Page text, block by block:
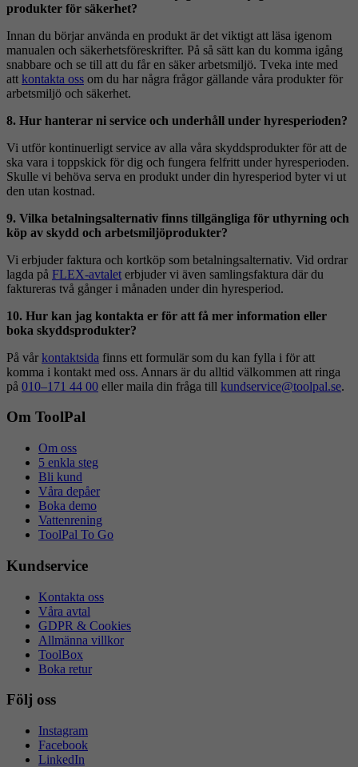
produkter för säkerhet?
Innan du börjar använda en produkt är det viktigt att läsa igenom
manualen och säkerhetsföreskrifter. På så sätt kan du komma igång
snabbare och se till att du får en säker arbetsmiljö. Tveka inte med
att kontakta oss om du har några frågor gällande våra produkter för
arbetsmiljö och säkerhet.
8. Hur hanterar ni service och underhåll under hyresperioden?
Vi utför kontinuerligt service av alla våra skyddsprodukter för att de
ska vara i toppskick för dig och fungera felfritt under hyresperioden.
Skulle vi behöva serva en produkt under din hyresperiod byter vi ut
den utan kostnad.
9. Vilka betalningsalternativ finns tillgängliga för uthyrning och
köp av skydd och arbetsmiljöprodukter?
Vi erbjuder faktura och kortköp som betalningsalternativ. Vid ordrar
lagda på FLEX-avtalet erbjuder vi även samlingsfaktura där du
faktureras två gånger i månaden under din hyresperiod.
10. Hur kan jag kontakta er för att få mer information eller
boka skyddsprodukter?
På vår kontaktsida finns ett formulär som du kan fylla i för att
komma i kontakt med oss. Annars är du alltid välkommen att ringa
på 010–171 44 00 eller maila din fråga till kundservice@toolpal.se.
Om ToolPal
Om oss
5 enkla steg
Bli kund
Våra depåer
Boka demo
Vattenrening
ToolPal To Go
Kundservice
Kontakta oss
Våra avtal
GDPR & Cookies
Allmänna villkor
ToolBox
Boka retur
Följ oss
Instagram
Facebook
LinkedIn